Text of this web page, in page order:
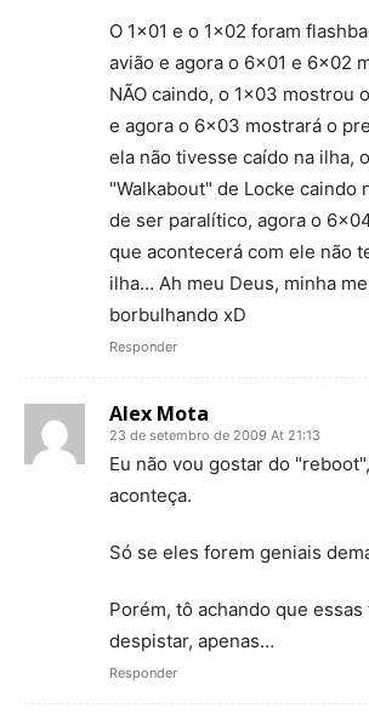
O 1×01 e o 1×02 foram
avião e agora o 6×01 e 6×02
NÃO caindo, o 1×03 mostrou
e agora o 6×03 mostrará o
ela não tivesse caído na ilha,
"Walkabout" de Locke caindo
de ser paralítico, agora o
que acontecerá com ele não
ilha… Ah meu Deus, minha
borbulhando xD
Responder
Alex Mota
23 de setembro de 2009 At 21:13
Eu não vou gostar do
aconteça.
Só se eles forem geniais
Porém, tô achando que
despistar, apenas…
Responder